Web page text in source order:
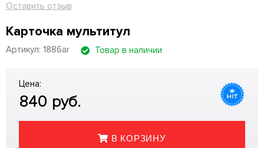
Оставить отзыв
Карточка мультитул
Артикул: 1886ar Товар в наличии
Цена:
840 руб.
В КОРЗИНУ